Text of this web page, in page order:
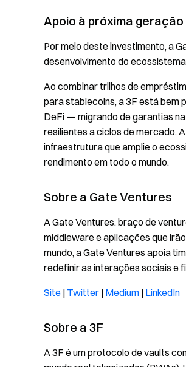
Apoio à próxima
Por meio deste investimento, a
desenvolvimento do
Ao combinar trilhos de
para stablecoins, a 3F está bem
DeFi — migrando de garantias
resilientes a ciclos de mercado.
infraestrutura que amplie o
rendimento em todo o mundo.
Sobre a Gate Ventures
A Gate Ventures, braço de
middleware e aplicações que
mundo, a Gate Ventures apoia
redefinir as interações sociais e
Site | Twitter | Medium | LinkedIn
Sobre a 3F
A 3F é um protocolo de vaults